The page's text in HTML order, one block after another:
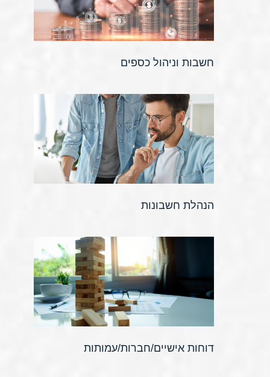
חשבות וניהול כספים
הנהלת חשבונות
דוחות אישיים/חברות/עמותות